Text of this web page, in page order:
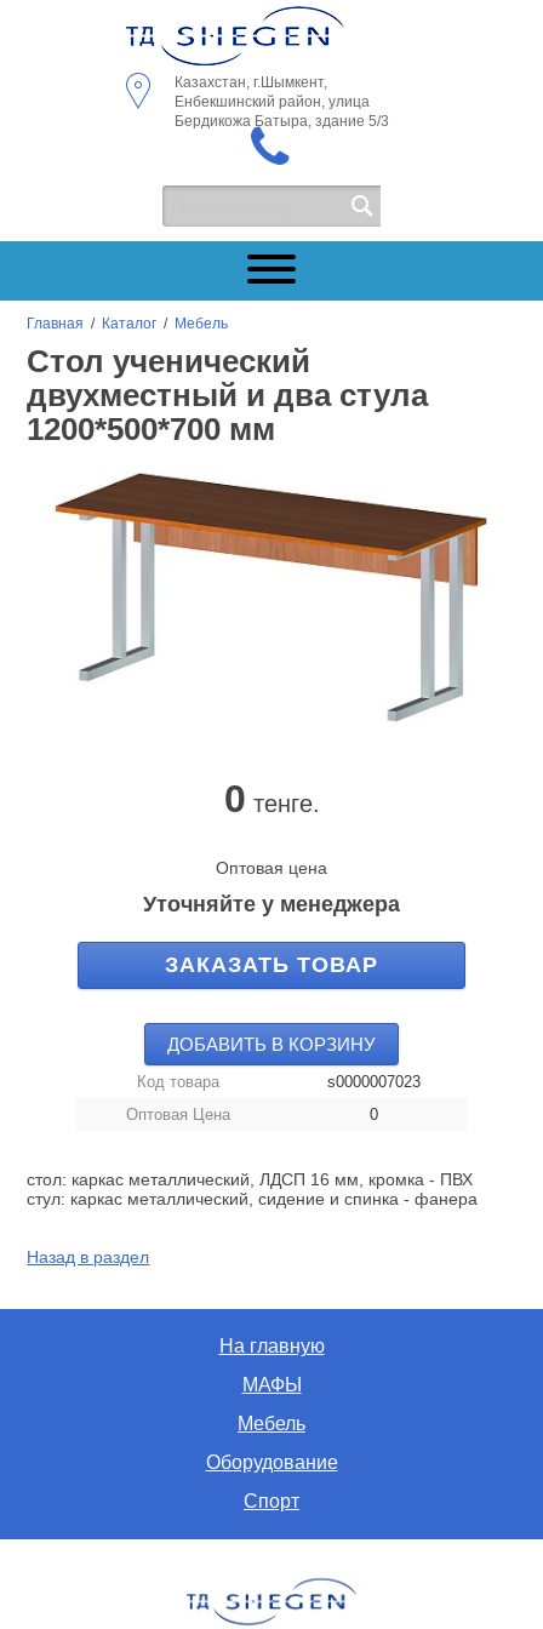
Казахстан, г.Шымкент,
Енбекшинский район, улица
Бердикожа Батыра, здание 5/3
Главная / Каталог / Мебель
Стол ученический
двухместный и два стула
1200*500*700 мм
0 тенге.
Оптовая цена
Уточняйте у менеджера
ЗАКАЗАТЬ ТОВАР
ДОБАВИТЬ В КОРЗИНУ
Код товара
s0000007023
Оптовая Цена
0
стол: каркас металлический, ЛДСП 16 мм, кромка - ПВХ
стул: каркас металлический, сидение и спинка - фанера
Назад в раздел
На главную
МАФЫ
Мебель
Оборудование
Спорт